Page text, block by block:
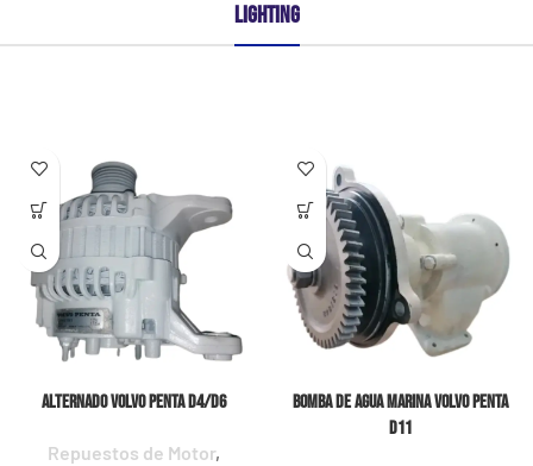
LIGHTING
Alternado Volvo Penta D4/D6
Repuestos de Motor,
Bomba de agua marina Volvo Penta
D11